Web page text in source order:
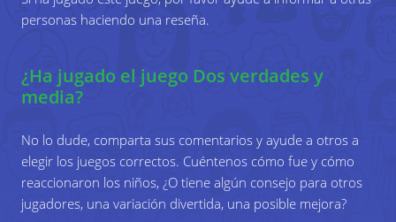
personas haciendo una reseña.
¿Ha jugado el juego Dos verdades y
media?
No lo dude, comparta sus comentarios y ayude a otros a
elegir los juegos correctos. Cuéntenos cómo fue y cómo
reaccionaron los niños, ¿O tiene algún consejo para otros
jugadores, una variación divertida, una posible mejora?